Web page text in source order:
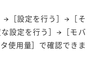
→［設定を行う］→［そ
設定を行う］→［モバ
使用量］で確認できま